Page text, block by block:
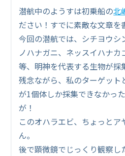
潜航中のようすは初乗船の北
ださい！すでに素敵な文章を
今回の潜航では、シチヨウシ
ノハナガニ、ネッスイハナカ
等、明神を代表する生物が採
残念ながら、私のターゲット
が1個体しか採集できなかっ
が！
このオハラエビ、ちょっとア
ん。
後で顕微鏡でじっくり観察